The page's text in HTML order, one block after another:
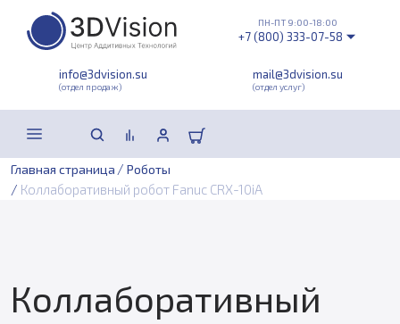
info@3dvision.su
(отдел продаж)
mail@3dvision.su
(отдел услуг)
ПН-ПТ 9:00-18:00
+7 (800) 333-07-58
Главная страница / Роботы
/ Коллаборативный робот Fanuc CRX-10iA
Коллаборативный